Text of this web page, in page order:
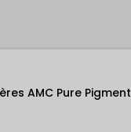
AMC Pure Pigment